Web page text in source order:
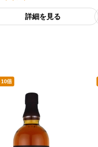
詳細を見る